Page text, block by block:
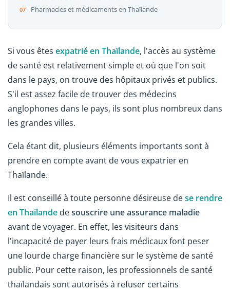
Pharmacies et médicaments en Thaïlande
Si vous êtes expatrié en Thaïlande, l'accès au système
de santé est relativement simple et où que l'on soit
dans le pays, on trouve des hôpitaux privés et publics.
S'il est assez facile de trouver des médecins
anglophones dans le pays, ils sont plus nombreux dans
les grandes villes.
Cela étant dit, plusieurs éléments importants sont à
prendre en compte avant de vous expatrier en
Thaïlande.
Il est conseillé à toute personne désireuse dese rendre
en Thaïlande desouscrire une assurance maladie
avant de voyager. En effet, les visiteurs dans
l'incapacité de payer leurs frais médicaux font peser
une lourde charge financière sur le système de santé
public. Pour cette raison, les professionnels de santé
thaïlandais sont autorisés à refuser certains